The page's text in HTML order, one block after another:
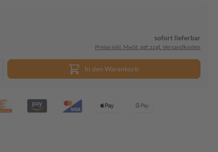
sofort lieferbar
Preise inkl. MwSt. ggf. zzgl. Versandkosten
In den Warenkorb